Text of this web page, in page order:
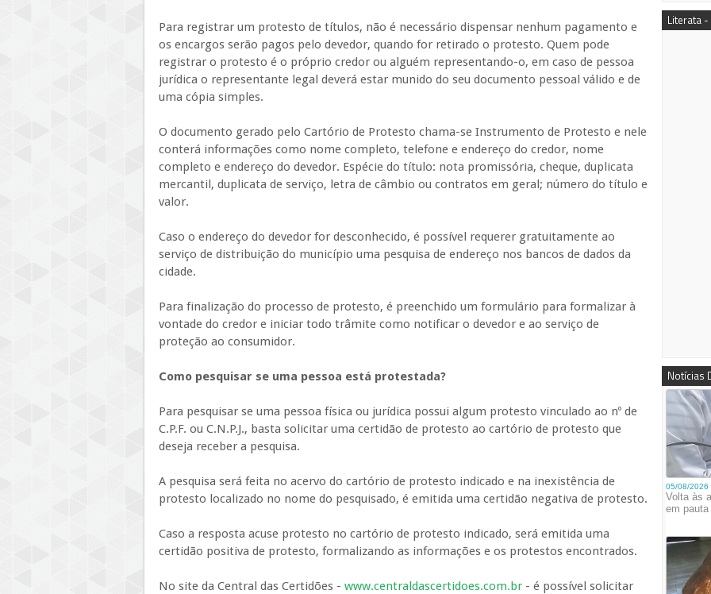
Para registrar um protesto de títulos, não é necessário dispensar nenhum pagamento e
os encargos serão pagos pelo devedor, quando for retirado o protesto. Quem pode
registrar o protesto é o próprio credor ou alguém representando-o, em caso de pessoa
jurídica o representante legal deverá estar munido do seu documento pessoal válido e de
uma cópia simples.
O documento gerado pelo Cartório de Protesto chama-se Instrumento de Protesto e nele
conterá informações como nome completo, telefone e endereço do credor, nome
completo e endereço do devedor. Espécie do título: nota promissória, cheque, duplicata
mercantil, duplicata de serviço, letra de câmbio ou contratos em geral; número do título e
valor.
Caso o endereço do devedor for desconhecido, é possível requerer gratuitamente ao
serviço de distribuição do município uma pesquisa de endereço nos bancos de dados da
cidade.
Para finalização do processo de protesto, é preenchido um formulário para formalizar à
vontade do credor e iniciar todo trâmite como notificar o devedor e ao serviço de
proteção ao consumidor.
Como pesquisar se uma pessoa está protestada?
Para pesquisar se uma pessoa física ou jurídica possui algum protesto vinculado ao nº de
C.P.F. ou C.N.P.J., basta solicitar uma certidão de protesto ao cartório de protesto que
deseja receber a pesquisa.
A pesquisa será feita no acervo do cartório de protesto indicado e na inexistência de
protesto localizado no nome do pesquisado, é emitida uma certidão negativa de protesto.
Caso a resposta acuse protesto no cartório de protesto indicado, será emitida uma
certidão positiva de protesto, formalizando as informações e os protestos encontrados.
No site da Central das Certidões - www.centraldascertidoes.com.br - é possível solicitar
Literata
Notícias